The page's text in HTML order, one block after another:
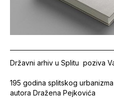
Državni arhiv u Splitu poziva
195 godina splitskog urbanizma
autora Dražena Pejkovića